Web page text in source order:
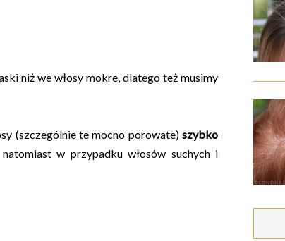
niż we włosy mokre, dlatego też musimy
(szczególnie te mocno porowate) szybko
w przypadku włosów suchych i